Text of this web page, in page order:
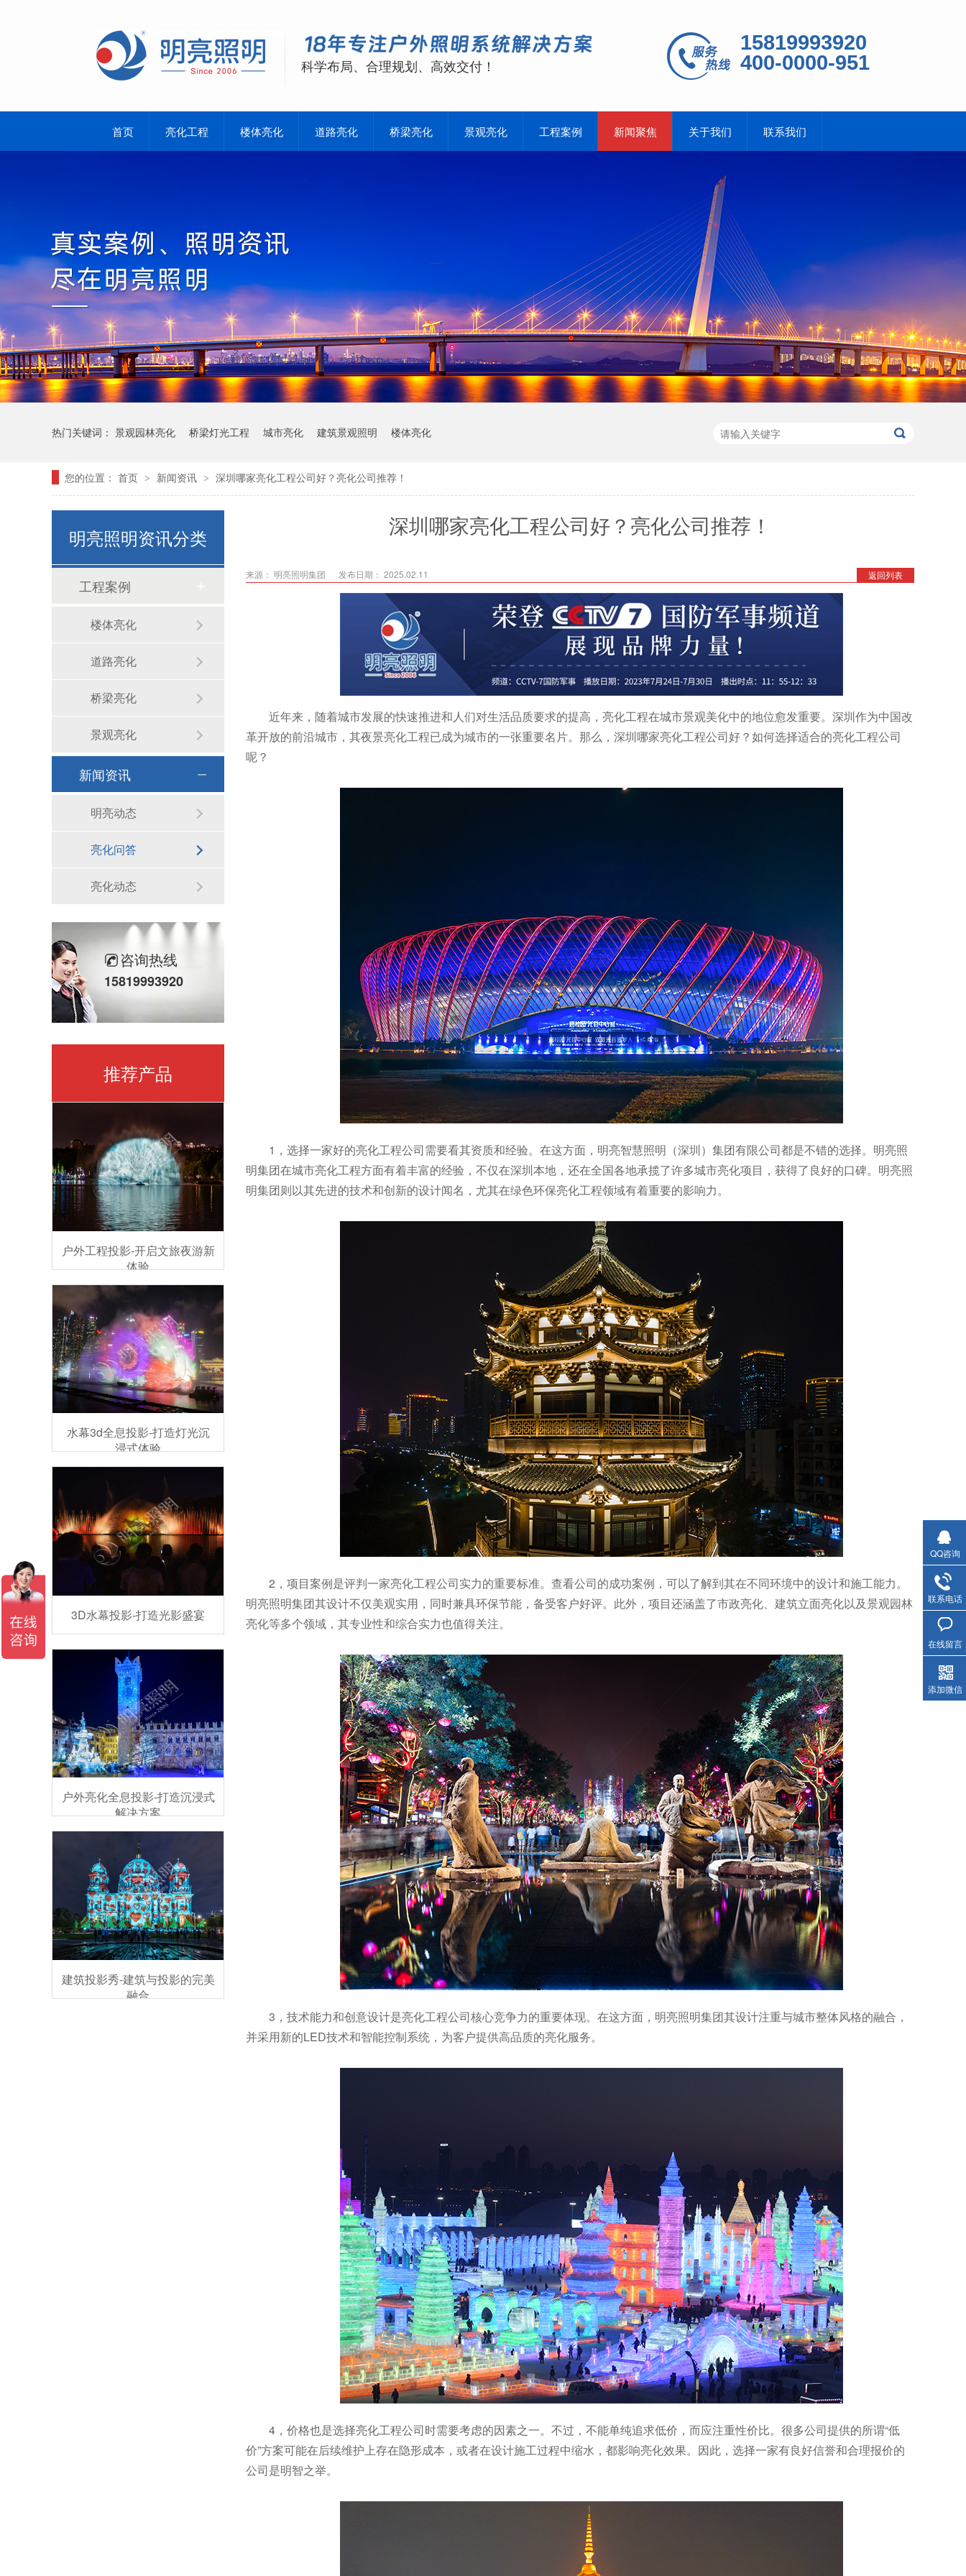
科学布局、合理规划、高效交付！
15819993920
400-0000-951
首页 亮化工程 楼体亮化 道路亮化 桥梁亮化 景观亮化 工程案例 新闻聚焦 关于我们 联系我们
热门关键词： 景观园林亮化 桥梁灯光工程 城市亮化 建筑景观照明 楼体亮化
您的位置： 首页 > 新闻资讯 > 深圳哪家亮化工程公司好？亮化公司推荐！
深圳哪家亮化工程公司好？亮化公司推荐！
返回列表
来源： 明亮照明集团 发布日期： 2025.02.11
近年来，随着城市发展的快速推进和人们对生活品质要求的提高，亮化工程在城市景观美化中的地位愈发重要。深圳作为中国改
革开放的前沿城市，其夜景亮化工程已成为城市的一张重要名片。那么，深圳哪家亮化工程公司好？如何选择适合的亮化工程公司
呢？
1，选择一家好的亮化工程公司需要看其资质和经验。在这方面，明亮智慧照明（深圳）集团有限公司都是不错的选择。明亮照
明集团在城市亮化工程方面有着丰富的经验，不仅在深圳本地，还在全国各地承揽了许多城市亮化项目，获得了良好的口碑。明亮照
明集团则以其先进的技术和创新的设计闻名，尤其在绿色环保亮化工程领域有着重要的影响力。
2，项目案例是评判一家亮化工程公司实力的重要标准。查看公司的成功案例，可以了解到其在不同环境中的设计和施工能力。
明亮照明集团其设计不仅美观实用，同时兼具环保节能，备受客户好评。此外，项目还涵盖了市政亮化、建筑立面亮化以及景观园林
亮化等多个领域，其专业性和综合实力也值得关注。
3，技术能力和创意设计是亮化工程公司核心竞争力的重要体现。在这方面，明亮照明集团其设计注重与城市整体风格的融合，
并采用新的LED技术和智能控制系统，为客户提供高品质的亮化服务。
4，价格也是选择亮化工程公司时需要考虑的因素之一。不过，不能单纯追求低价，而应注重性价比。很多公司提供的所谓“低
价”方案可能在后续维护上存在隐形成本，或者在设计施工过程中缩水，都影响亮化效果。因此，选择一家有良好信誉和合理报价的
公司是明智之举。
明亮照明资讯分类
工程案例
楼体亮化
道路亮化
桥梁亮化
景观亮化
新闻资讯
明亮动态
亮化问答
亮化动态
咨询热线
15819993920
推荐产品
户外工程投影-开启文旅夜游新
体验
水幕3d全息投影-打造灯光沉
浸式体验
3D水幕投影-打造光影盛宴
户外亮化全息投影-打造沉浸式
解决方案
建筑投影秀-建筑与投影的完美
融合
QQ咨询
联系电话
在线留言
添加微信